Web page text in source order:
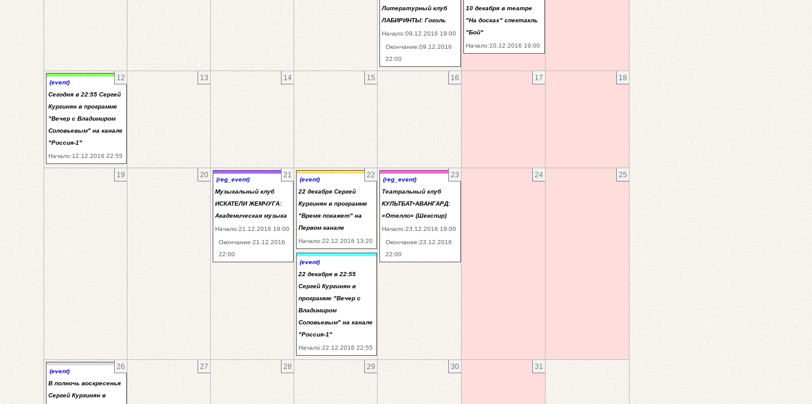
Литературный клуб
ЛАБИРИНТЫ: Гоголь
Начало:09.12.2016 19:00
Окончание:09.12.2016
22:00
10 декабря в театре
"На досках" спектакль
"Бой"
Начало:10.12.2016 19:00
12
(event)
Сегодня в 22:55 Сергей
Кургинян в программе
"Вечер с Владимиром
Соловьевым" на канале
"Россия-1"
Начало:12.12.2016 22:55
13 14 15 16 17 18
19 20 21
(reg_event)
Музыкальный клуб
ИСКАТЕЛИ ЖЕМЧУГА:
Академическая музыка
Начало:21.12.2016 19:00
Окончание:21.12.2016
22:00
22
(event)
22 декабря Сергей
Кургинян в программе
"Время покажет" на
Первом канале
Начало:22.12.2016 13:20
(event)
22 декабря в 22:55
Сергей Кургинян в
программе "Вечер с
Владимиром
Соловьевым" на канале
"Россия-1"
Начало:22.12.2016 22:55
23
(reg_event)
Театральный клуб
КУЛЬТБАТ•АВАНГАРД:
«Отелло» (Шекспир)
Начало:23.12.2016 19:00
Окончание:23.12.2016
22:00
24 25
26
(event)
В полночь воскресенья
Сергей Кургинян в
27 28 29 30 31